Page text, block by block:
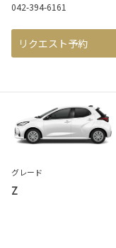
042-394-6161
リクエスト予約
グレード
Z